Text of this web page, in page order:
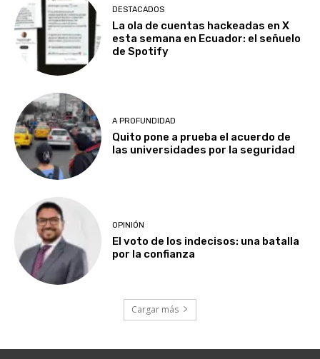
DESTACADOS
La ola de cuentas hackeadas en X
esta semana en Ecuador: el señuelo
de Spotify
A PROFUNDIDAD
Quito pone a prueba el acuerdo de
las universidades por la seguridad
OPINIÓN
El voto de los indecisos: una batalla
por la confianza
Cargar más